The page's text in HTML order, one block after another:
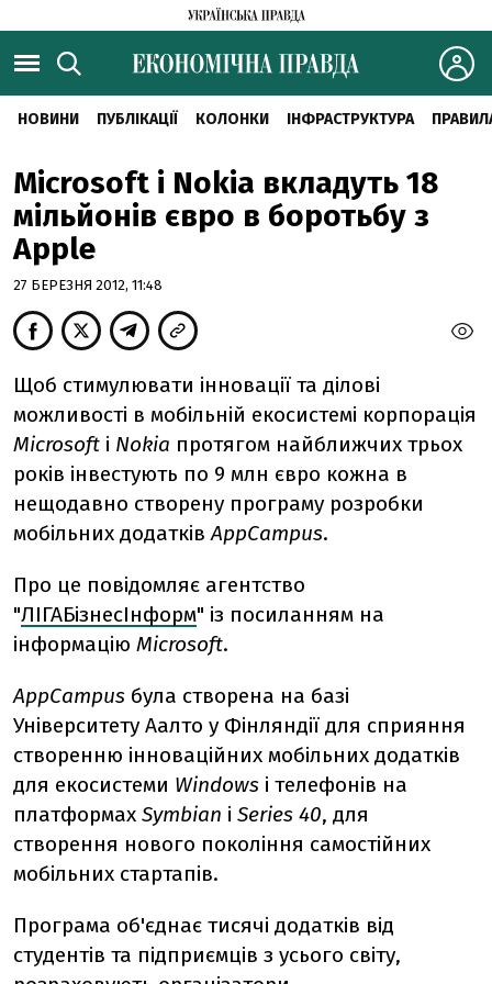
НОВИНИ ПУБЛІКАЦІЇ КОЛОНКИ ІНФРАСТРУКТУРА
Microsoft і Nokia вкладуть 18
мільйонів євро в боротьбу з
Apple
27 БЕРЕЗНЯ 2012, 11:48
Щоб стимулювати інновації та ділові
можливості в мобільній екосистемі корпорація
Microsoft і Nokia протягом найближчих трьох
років інвестують по 9 млн євро кожна в
нещодавно створену програму розробки
мобільних додатківAppCampus.
Про це повідомляє агентство
"ЛІГАБізнесІнформ" із посиланням на
інформацію Microsoft.
AppCampus була створена на базі
Університету Аалто у Фінляндії для сприяння
створенню інноваційних мобільних додатків
для екосистеми Windows і телефонів на
платформах Symbian і Series 40, для
створення нового покоління самостійних
мобільних стартапів.
Програма об'єднає тисячі додатків від
студентів та підприємців з усього світу,